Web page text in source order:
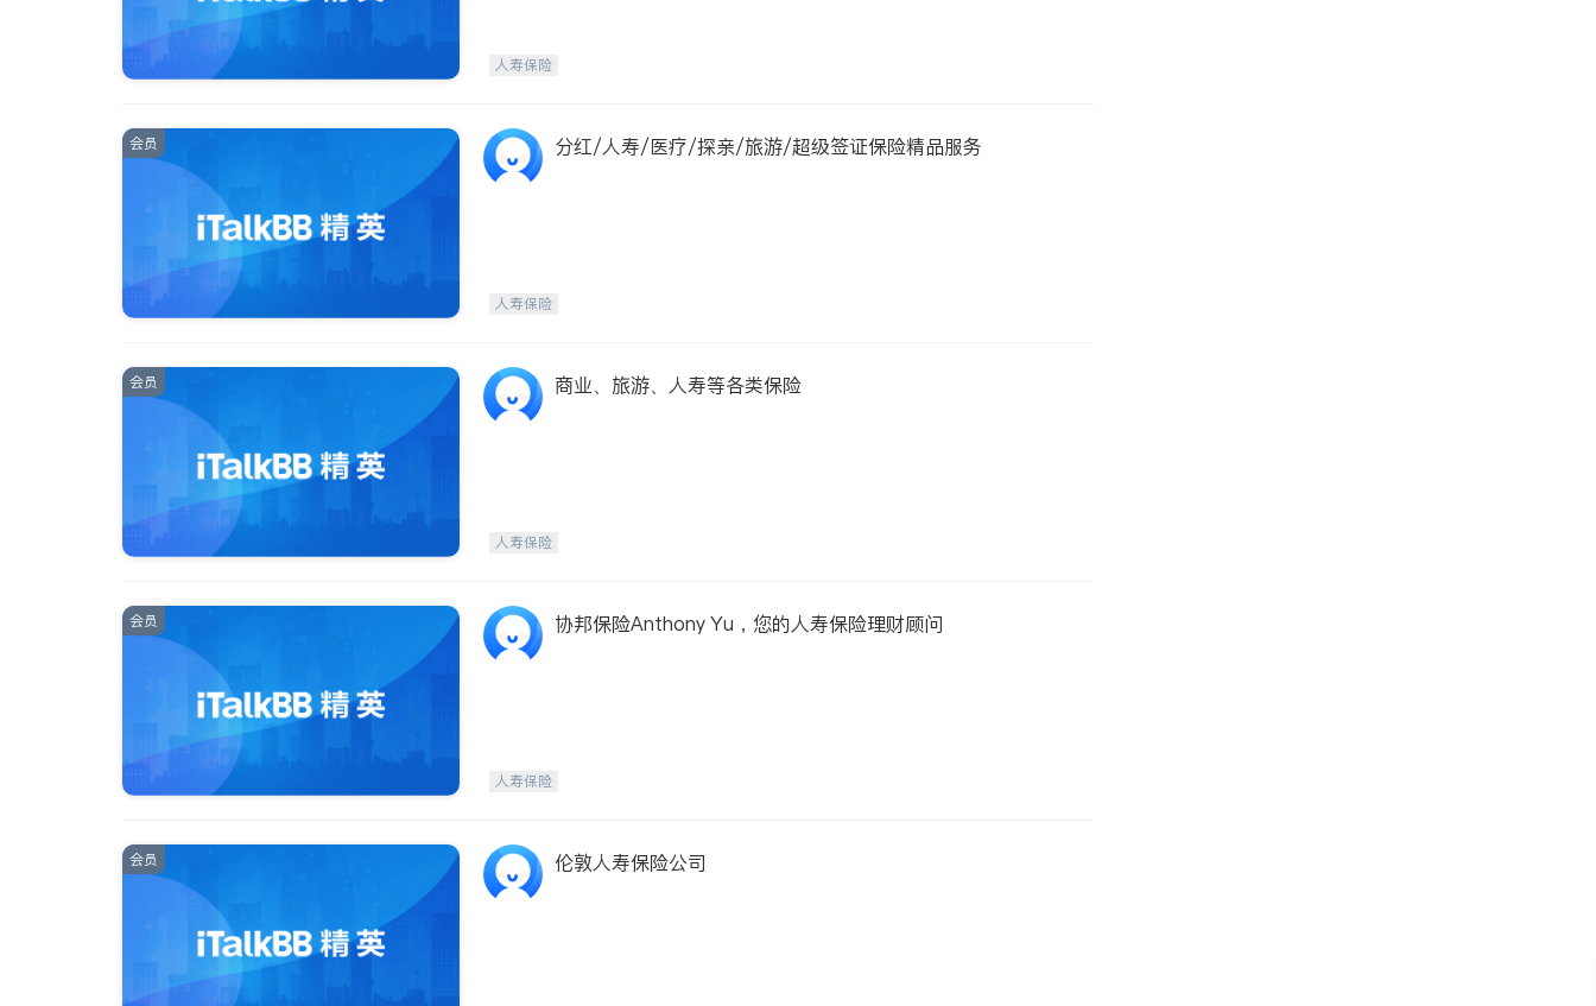
人寿保险
会员 分红/人寿/医疗/探亲/旅游/超级签证保险精品服务
人寿保险
会员 商业、旅游、人寿等各类保险
人寿保险
会员 协邦保险Anthony Yu，您的人寿保险理财顾问
人寿保险
会员 伦敦人寿保险公司